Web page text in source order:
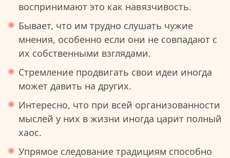
воспринимают это как навязчивость.
Бывает, что им трудно слушать чужие
мнения, особенно если они не совпадают с
их собственными взглядами.
Стремление продвигать свои идеи иногда
может давить на других.
Интересно, что при всей организованности
мыслей у них в жизни иногда царит полный
хаос.
Упрямое следование традициям способно